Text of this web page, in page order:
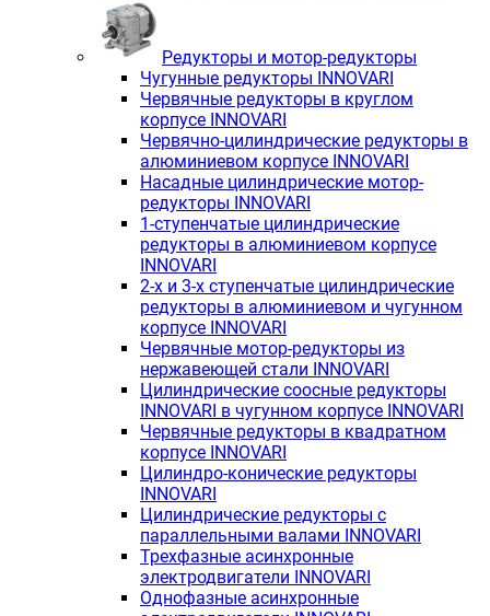
Редукторы и мотор-редукторы
Чугунные редукторы INNOVARI
Червячные редукторы в круглом
корпусе INNOVARI
Червячно-цилиндрические редукторы в
алюминиевом корпусе INNOVARI
Насадные цилиндрические мотор-
редукторы INNOVARI
1-ступенчатые цилиндрические
редукторы в алюминиевом корпусе
INNOVARI
2-х и 3-х ступенчатые цилиндрические
редукторы в алюминиевом и чугунном
корпусе INNOVARI
Червячные мотор-редукторы из
нержавеющей стали INNOVARI
Цилиндрические соосные редукторы
INNOVARI в чугунном корпусе INNOVARI
Червячные редукторы в квадратном
корпусе INNOVARI
Цилиндро-конические редукторы
INNOVARI
Цилиндрические редукторы с
параллельными валами INNOVARI
Трехфазные асинхронные
электродвигатели INNOVARI
Однофазные асинхронные